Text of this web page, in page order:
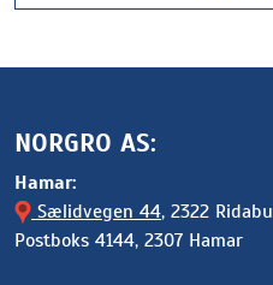
NORGRO AS:
Hamar:
Sælidvegen 44, 2322 Ridabu
Postboks 4144, 2307 Hamar